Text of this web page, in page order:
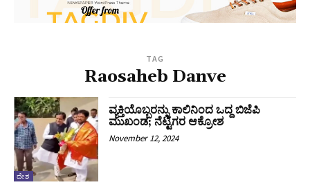
TAG
Raosaheb Danve
ದೇಶ
ವ್ಯಕ್ತಿಯೊಬ್ಬರನ್ನು ಕಾಲಿನಿಂದ ಒದ್ದ ಬಿಜೆಪಿ
ಮುಖಂಡ; ನೆಟ್ಟಿಗರ ಆಕ್ರೋಶ
November 12, 2024